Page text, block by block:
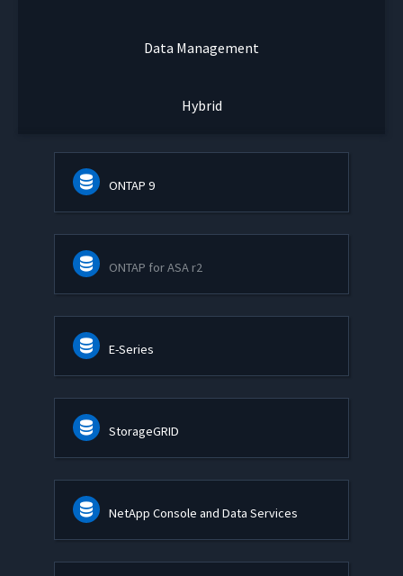
Data Management
Hybrid
ONTAP 9
ONTAP for ASA r2
E-Series
StorageGRID
NetApp Console and Data Services